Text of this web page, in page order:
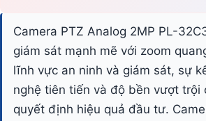
Camera PTZ Analog 2MP PL-
giám sát mạnh mẽ với zoom
lĩnh vực an ninh và giám sát, sự
nghệ tiên tiến và độ bền vượt trội
quyết định hiệu quả đầu tư.